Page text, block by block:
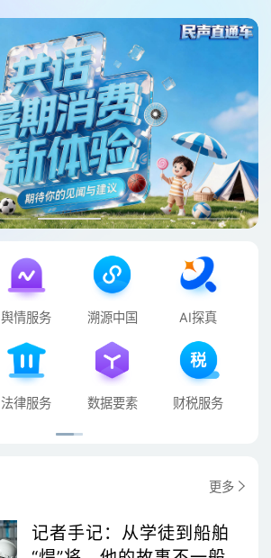
舆情服务
法律服务
溯源中国
数据要素
AI探真
财税服务
更多
记者手记：从学徒到船舶